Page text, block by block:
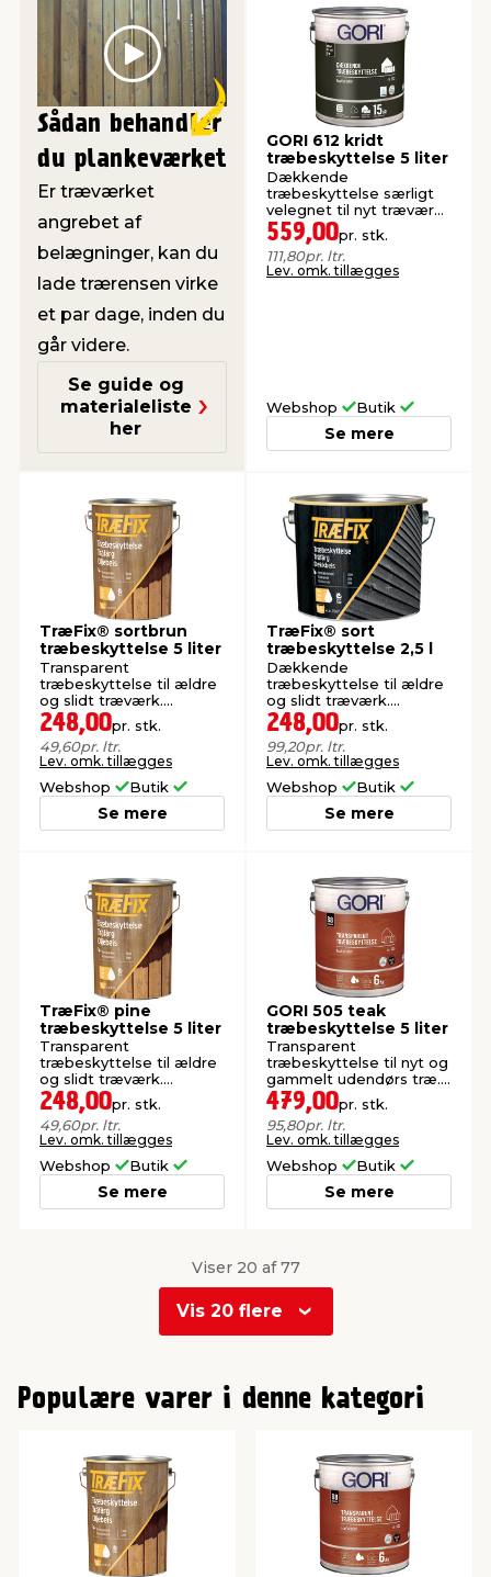
Play
Sådan behandler
du plankeværket
Er træværket
angrebet af
belægninger, kan du
lade trærensen virke
et par dage, inden du
går videre.
Se guide og
materialeliste
her
GORI 612 kridt
træbeskyttelse 5 liter
Dækkende
træbeskyttelse særligt
velegnet til nyt træværk.
Vandbaseret.
559,00pr. stk.
111,80pr. ltr.
Lev. omk. tillægges
Webshop Butik
Se mere
TræFix® sortbrun
træbeskyttelse 5 liter
Transparent
træbeskyttelse til ældre
og slidt træværk.
Oliebaseret.
248,00pr. stk.
49,60pr. ltr.
Lev. omk. tillægges
Webshop Butik
Se mere
TræFix® sort
træbeskyttelse 2,5 l
Dækkende
træbeskyttelse til ældre
og slidt træværk.
Oliebaseret.
248,00pr. stk.
99,20pr. ltr.
Lev. omk. tillægges
Webshop Butik
Se mere
TræFix® pine
træbeskyttelse 5 liter
Transparent
træbeskyttelse til ældre
og slidt træværk.
Oliebaseret.
248,00pr. stk.
49,60pr. ltr.
Lev. omk. tillægges
Webshop Butik
Se mere
GORI 505 teak
træbeskyttelse 5 liter
Transparent
træbeskyttelse til nyt og
gammelt udendørs træ.
Oliebaseret.
479,00pr. stk.
95,80pr. ltr.
Lev. omk. tillægges
Webshop Butik
Se mere
Viser 20 af 77
Vis 20 flere
1
2
Populære varer i denne kategori